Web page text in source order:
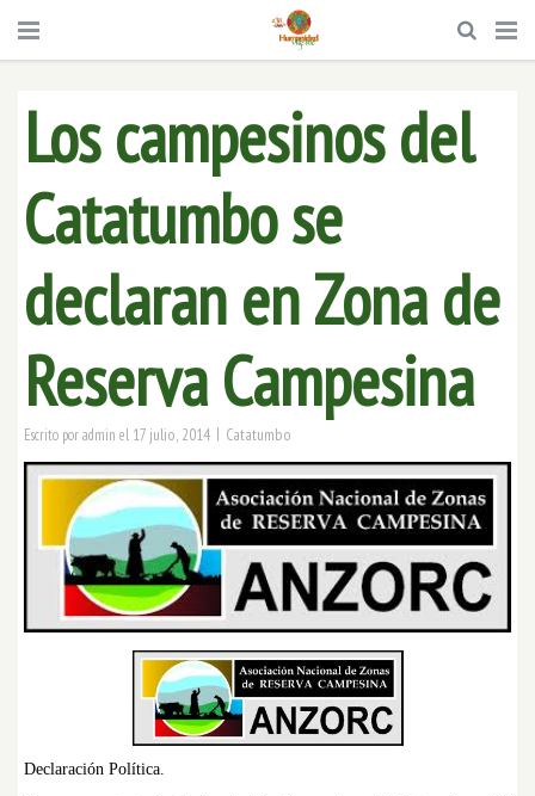
Los campesinos del
Catatumbo se
declaran en Zona de
Reserva Campesina
Escrito poradmin el 17 julio, 2014 | Catatumbo
Declaración Política.